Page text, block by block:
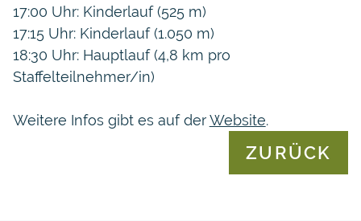
17:00 Uhr: Kinderlauf (525 m)
17:15 Uhr: Kinderlauf (1.050 m)
18:30 Uhr: Hauptlauf (4,8 km pro
Staffelteilnehmer/in)
Weitere Infos gibt es auf derWebsite.
ZURÜCK